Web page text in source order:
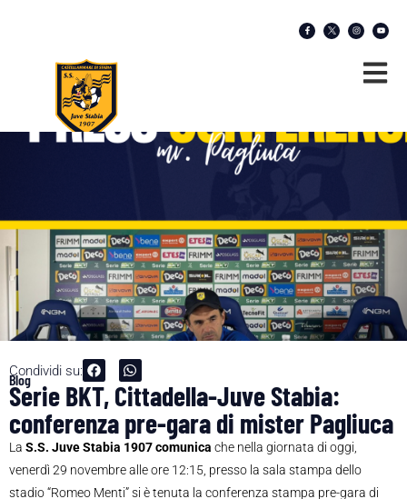
Condividi su:
Blog
Serie BKT, Cittadella-Juve Stabia:
conferenza pre-gara di mister Pagliuca
La S.S. Juve Stabia 1907 comunica che nella giornata di oggi,
venerdì 29 novembre alle ore 12:15, presso la sala stampa dello
stadio “Romeo Menti” si è tenuta la conferenza stampa pre-gara di